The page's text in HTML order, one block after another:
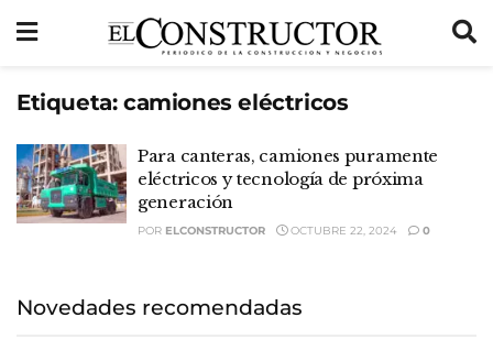
Etiqueta: camiones eléctricos
Para canteras, camiones puramente
eléctricos y tecnología de próxima
generación
POR ELCONSTRUCTOR OCTUBRE 22, 2024 0
Novedades recomendadas